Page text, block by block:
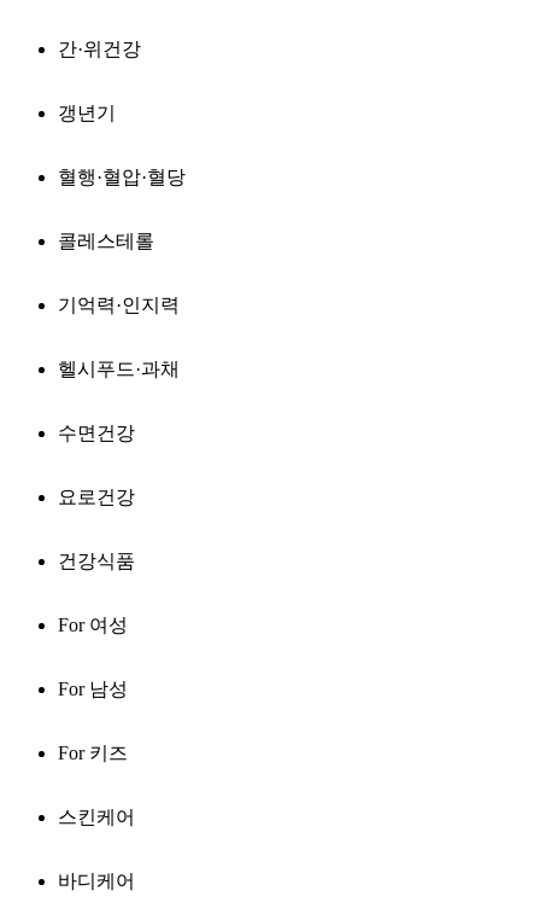
간·위건강
갱년기
혈행·혈압·혈당
콜레스테롤
기억력·인지력
헬시푸드·과채
수면건강
요로건강
건강식품
For 여성
For 남성
For 키즈
스킨케어
바디케어